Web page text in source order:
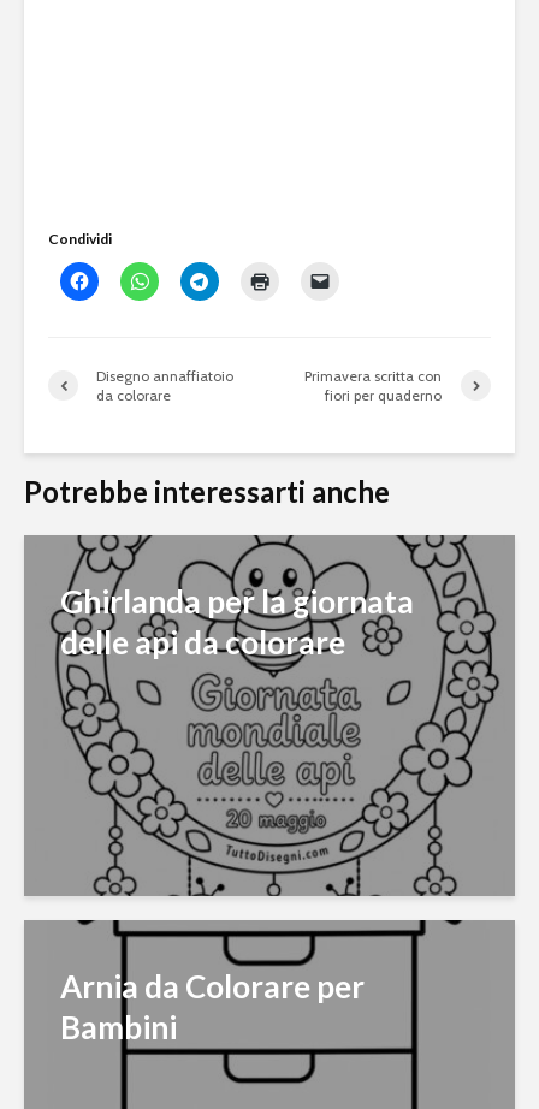
Condividi
Disegno annaffiatoio
da colorare
Primavera scritta con
fiori per quaderno
Potrebbe interessarti anche
Ghirlanda per la giornata
delle api da colorare
Arnia da Colorare per
Bambini